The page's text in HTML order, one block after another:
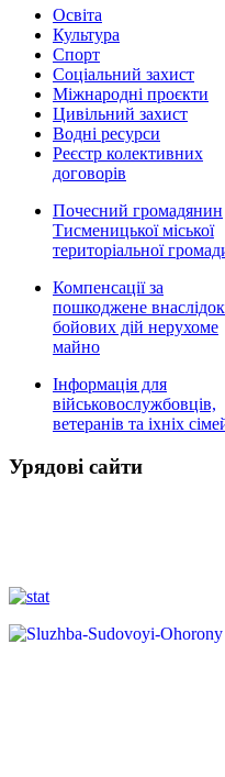
Освіта
Культура
Спорт
Соціальний захист
Міжнародні проєкти
Цивільний захист
Водні ресурси
Реєстр колективних
договорів
Почесний громадянин
Тисменицької міської
територіальної
Компенсації за
пошкоджене внаслідок
бойових дій нерухоме
майно
Інформація для
військовослужбовців,
ветеранів та іхніх
Урядові сайти